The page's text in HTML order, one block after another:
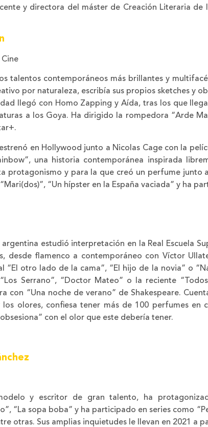
y directora del máster de Creación Literaria de
talentos contemporáneos más brillantes y
por naturaleza, escribía sus propios sketches y
llegó con Homo Zapping y Aída, tras los que
a los Goya. Ha dirigido la rompedora “Arde
estrenó en Hollywood junto a Nicolas Cage con la
una historia contemporánea inspirada
protagonismo y para la que creó un perfume junto
“Un hípster en la España vaciada” y ha
estudió interpretación en la Real Escuela
desde flamenco a contemporáneo con Víctor
“El otro lado de la cama”, “El hijo de la novia” o
Serrano”, “Doctor Mateo” o la reciente
con “Una noche de verano” de Shakespeare.
olores, confiesa tener más de 100 perfumes en
con el olor que este debería tener.
y escritor de gran talento, ha
“La sopa boba” y ha participado en series como
otras. Sus amplias inquietudes le llevan en 2021 a